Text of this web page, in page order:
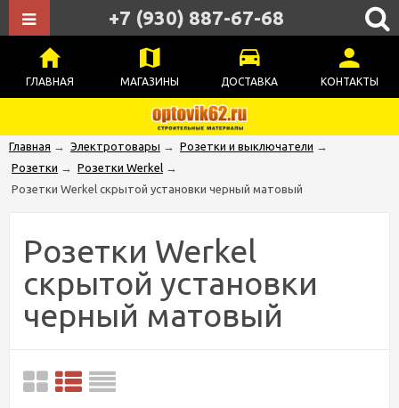
ГЛАВНАЯ МАГАЗИНЫ ДОСТАВКА КОНТАКТЫ
+7 (930) 887-67-68
Главная → Электротовары → Розетки и выключатели →
Розетки → Розетки Werkel →
Розетки Werkel скрытой установки черный матовый
Розетки Werkel
скрытой установки
черный матовый